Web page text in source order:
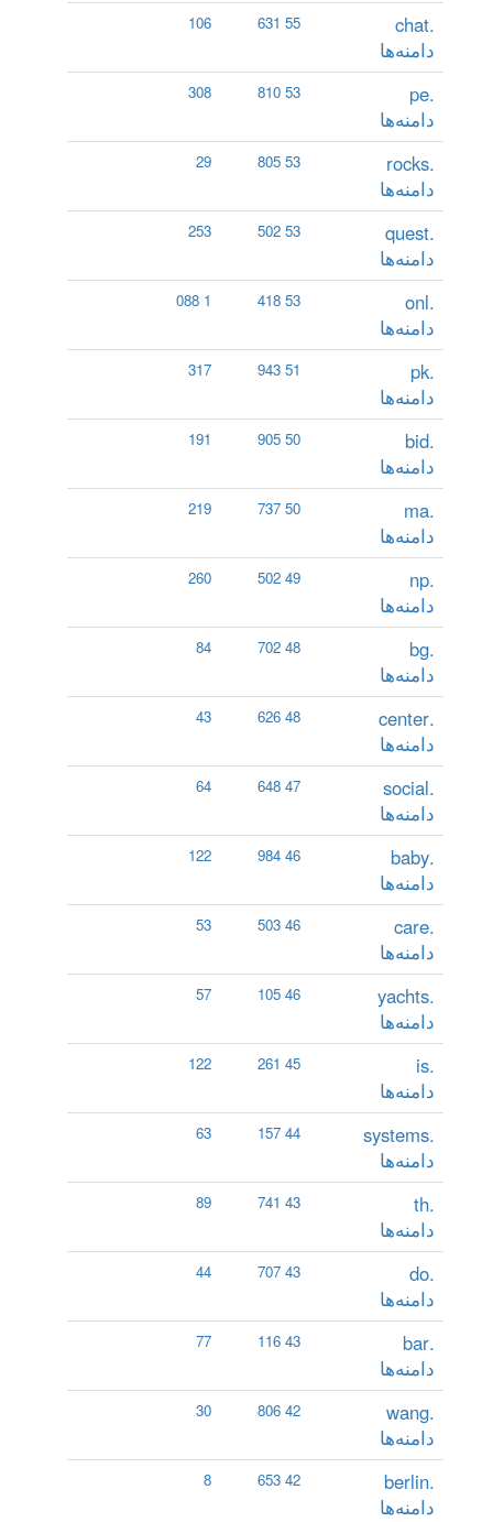
.chat
دامنه‌ها
55 631
106
.pe
دامنه‌ها
53 810
308
.rocks
دامنه‌ها
53 805
29
.quest
دامنه‌ها
53 502
253
.onl
دامنه‌ها
53 418
1 088
.pk
دامنه‌ها
51 943
317
.bid
دامنه‌ها
50 905
191
.ma
دامنه‌ها
50 737
219
.np
دامنه‌ها
49 502
260
.bg
دامنه‌ها
48 702
84
.center
دامنه‌ها
48 626
43
.social
دامنه‌ها
47 648
64
.baby
دامنه‌ها
46 984
122
.care
دامنه‌ها
46 503
53
.yachts
دامنه‌ها
46 105
57
.is
دامنه‌ها
45 261
122
.systems
دامنه‌ها
44 157
63
.th
دامنه‌ها
43 741
89
.do
دامنه‌ها
43 707
44
.bar
دامنه‌ها
43 116
77
.wang
دامنه‌ها
42 806
30
.berlin
دامنه‌ها
42 653
8